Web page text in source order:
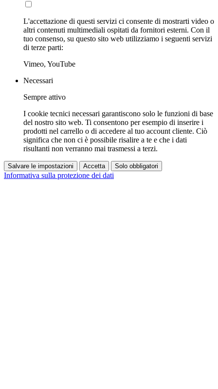
L'accettazione di questi servizi ci consente di mostrarti video o
altri contenuti multimediali ospitati da fornitori esterni. Con il
tuo consenso, su questo sito web utilizziamo i seguenti servizi
di terze parti:
Vimeo, YouTube
Necessari
Sempre attivo
I cookie tecnici necessari garantiscono solo le funzioni di base
del nostro sito web. Ti consentono per esempio di inserire i
prodotti nel carrello o di accedere al tuo account cliente. Ciò
significa che non ci è possibile risalire a te e che i dati
risultanti non verranno mai trasmessi a terzi.
Salvare le impostazioni Accetta Solo obbligatori
Informativa sulla protezione dei dati